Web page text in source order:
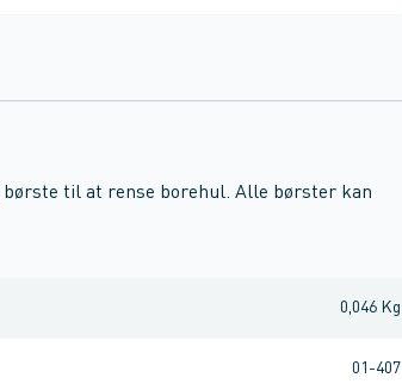
til at rense borehul. Alle børster kan
0,046 Kg
01-407